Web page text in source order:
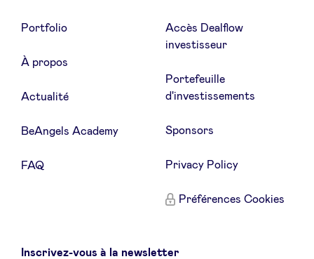
Portfolio
À propos
Actualité
BeAngels Academy
FAQ
Accès Dealflow
investisseur
Portefeuille
d'investissements
Sponsors
Privacy Policy
Préférences Cookies
Inscrivez-vous à la newsletter